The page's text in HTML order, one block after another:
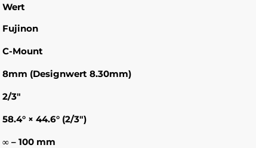
Wert
Fujinon
C-Mount
8mm (Designwert 8.30mm)
2/3″
58.4° × 44.6° (2/3″)
∞ – 100 mm